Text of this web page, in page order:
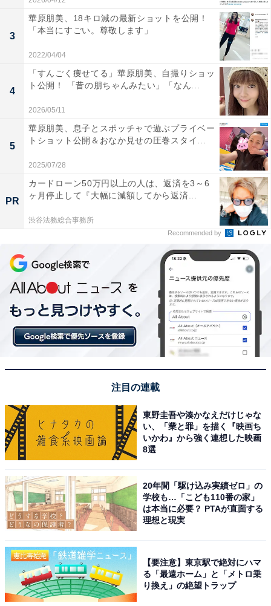
3
華原朋美、18キロ減の最新ショットを公開！
「本当にすごい。尊敬します」
2022/04/04
4
「すんごく痩せてる」華原朋美、自撮りショッ
ト公開！ 「昔の朋ちゃんみたい」「なん...
2026/05/11
5
華原朋美、息子とスポッチャで遊ぶプライベー
トショット公開＆おなか見せの圧巻スタイ...
2025/07/28
PR
カードローン50万円以上の人は、返済を3～6
ヶ月停止して『大幅に減額してから返済...
渋谷法務総合事務所
Recommended by
注目の連載
東野圭吾や湊かなえだけじゃな
い、「業と罪」を描く『映画ち
いかわ』から強く連想した映画
8選
20年間「駆け込み実績ゼロ」の
学校も…「こども110番の家」
は本当に必要？ PTAが直面する
理想と現実
【要注意】東京駅で絶対にハマ
る「最遠ホーム」と「メトロ乗
り換え」の絶望トラップ